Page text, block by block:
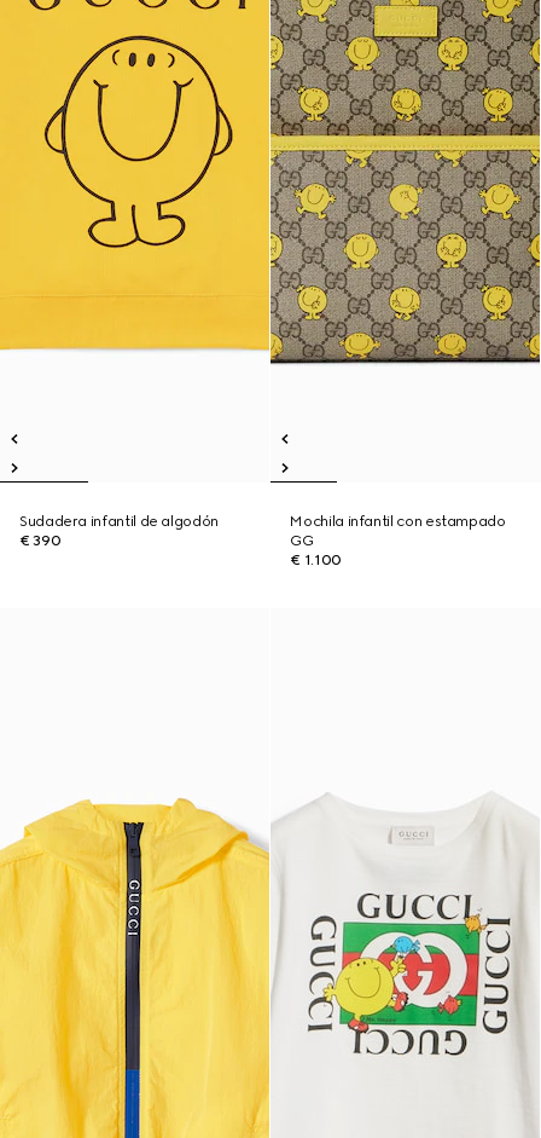
Sudadera infantil de algodón
€ 390
Mochila infantil con estampado
GG
€ 1.100